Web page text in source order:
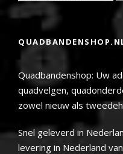
Quadbandenshop: Uw
quadvelgen,
zowel nieuw als
Snel geleverd in
levering in Nederland